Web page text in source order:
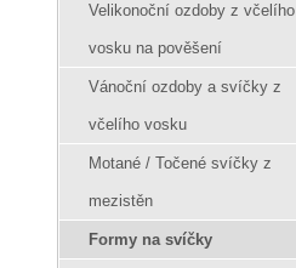
Velikonoční ozdoby z včelího
vosku na pověšení
Vánoční ozdoby a svíčky z
včelího vosku
Motané / Točené svíčky z
mezistěn
Formy na svíčky